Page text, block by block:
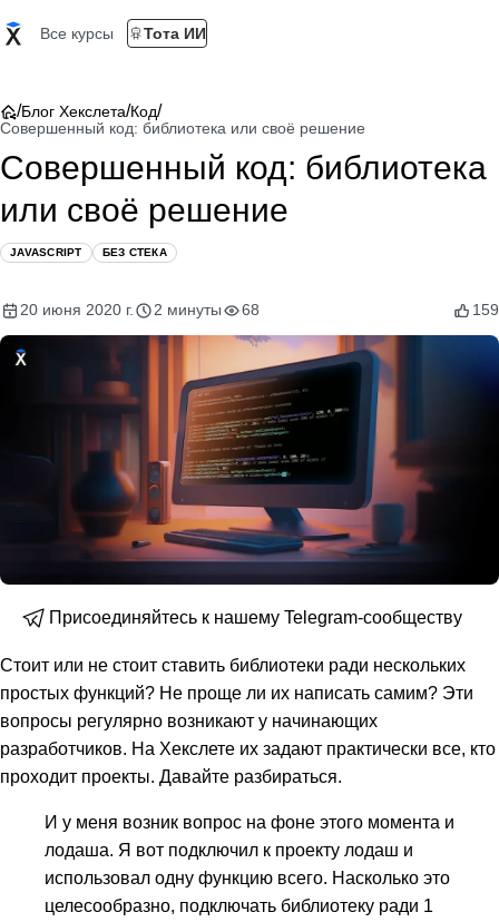
Все курсы Тота ИИ
/Блог Хекслета/Код/
Совершенный код: библиотека или своё решение
Совершенный код: библиотека
или своё решение
JAVASCRIPT БЕЗ СТЕКА
20 июня 2020 г. 2 минуты 68 159
Присоединяйтесь к нашему Telegram-сообществу
Стоит или не стоит ставить библиотеки ради нескольких
простых функций? Не проще ли их написать самим? Эти
вопросы регулярно возникают у начинающих
разработчиков. На Хекслете их задают практически все, кто
проходит проекты. Давайте разбираться.
И у меня возник вопрос на фоне этого момента и
лодаша. Я вот подключил к проекту лодаш и
использовал одну функцию всего. Насколько это
целесообразно, подключать библиотеку ради 1